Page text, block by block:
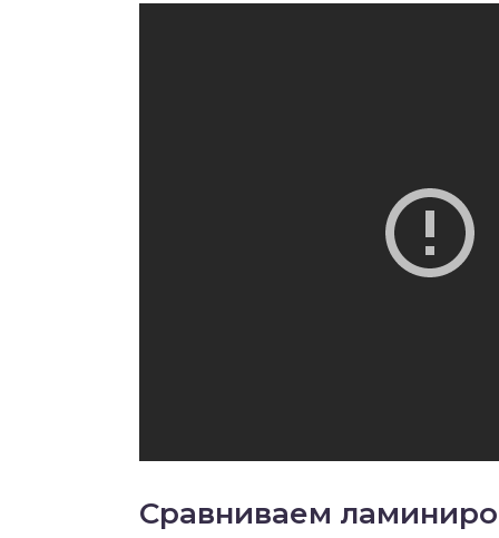
Сравниваем